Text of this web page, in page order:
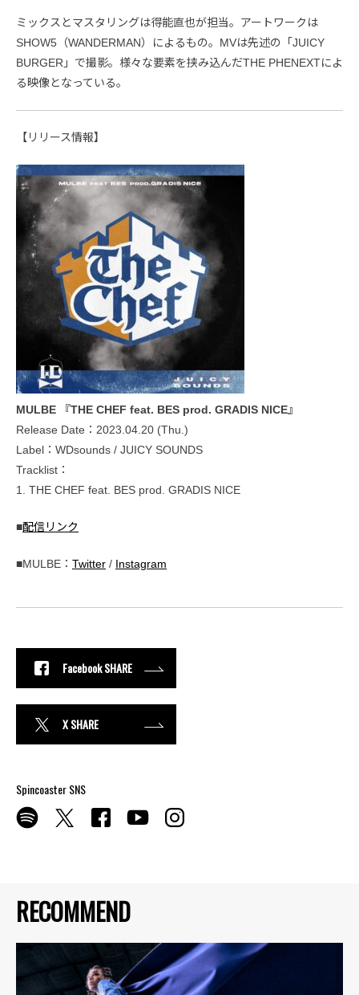
RECOMMEND
ミックスとマスタリングは得能直也が担当。アートワークは
SHOW5（WANDERMAN）によるもの。MVは先述の「JUICY
BURGER」で撮影。様々な要素を挟み込んだTHE PHENEXTによ
る映像となっている。
【リリース情報】
MULBE 『THE CHEF feat. BES prod. GRADIS NICE』
Release Date：2023.04.20 (Thu.)
Label：WDsounds / JUICY SOUNDS
Tracklist：
1. THE CHEF feat. BES prod. GRADIS NICE
■配信リンク
■MULBE： Twitter / Instagram
Facebook SHARE
X SHARE
Spincoaster SNS